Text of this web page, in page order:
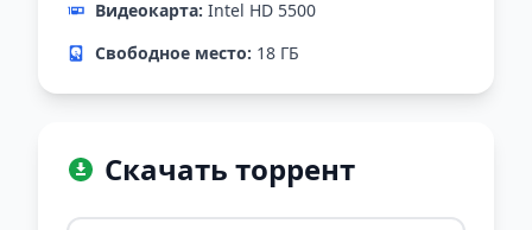
Видеокарта: Intel HD 5500
Свободное место: 18 ГБ
Скачать торрент